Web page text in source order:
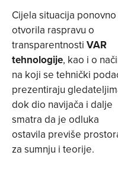
Cijela situacija
otvorila raspravu o
transparentnosti VAR
tehnologije, kao i o
na koji se tehnički
prezentiraju
dok dio navijača i dalje
smatra da je odluka
ostavila previše
za sumnju i teorije.